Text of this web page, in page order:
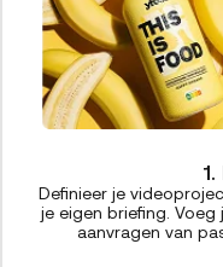
Definieer je
je eigen briefing.
aanvragen van